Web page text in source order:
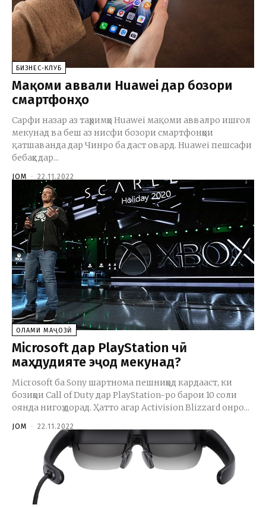
БИЗНЕС-КЛУБ
Мақоми аввали Huawei дар бозори
смартфонҳо
Сарфи назар аз таҳримҳо Huawei мақоми аввалро ишғол
мекунад ва беш аз нисфи бозори смартфонҳои
қатшаванда дар Чинро ба даст овард. Huawei пешсафи
бебаҳс дар...
JOM - 22.11.2022
ОЛАМИ МАҶОЗӢ
Microsoft дар PlayStation чӣ
маҳдудияте эҷод мекунад?
Microsoft ба Sony шартнома пешниҳод кардааст, ки
бозиҳои Call of Duty дар PlayStation-ро барои 10 соли
оянда нигоҳ дорад. Ҳатто агар Activision Blizzard онро...
JOM - 22.11.2022